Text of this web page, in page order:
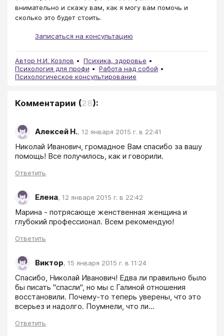
внимательно и скажу вам, как я могу вам помочь и
сколько это будет стоить.
Записаться на консультацию
Автор Н.И. Козлов
Психика, здоровье
Психология для профи
Работа над собой
Психологическое консультирование
Комментарии (28):
Алексей Н., 12 января 2015 г. в 22:41
Николай Иванович, громадное Вам спасибо за вашу
помощь! Все получилось, как и говорили.
Ответить
Елена, 12 января 2015 г. в 22:42
Марина - потрясающе женственная женщина и
глубокий профессионал. Всем рекомендую!
Ответить
Виктор, 15 января 2015 г. в 11:24
Спасибо, Николай Иванович! Едва ли правильно было
бы писать "спасли", но мы с Галиной отношения
восстановили. Почему-то теперь уверены, что это
всерьез и надолго. Поумнели, что ли...
Ответить